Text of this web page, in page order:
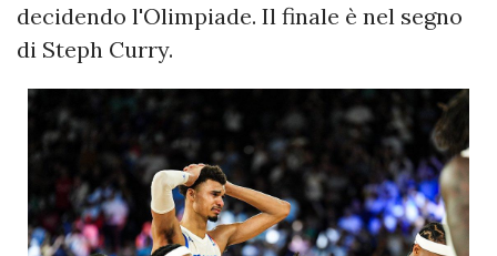
decidendo l'Olimpiade. Il finale è nel segno
di Steph Curry.